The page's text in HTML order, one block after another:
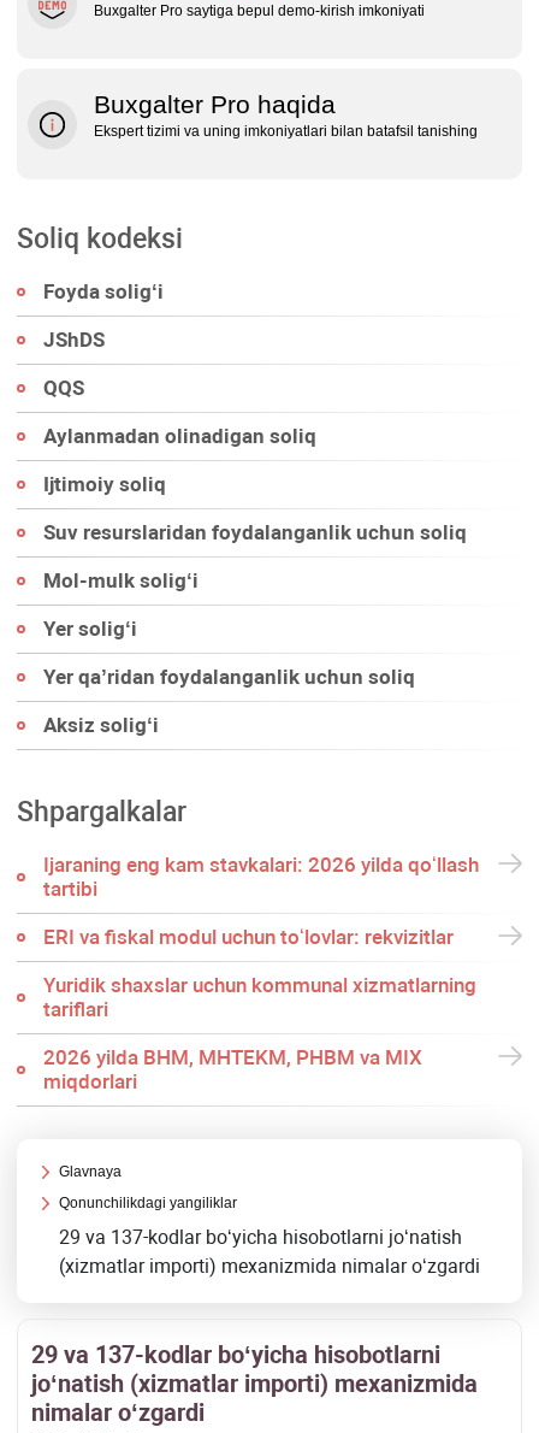
Buxgalter Pro saytiga bepul demo‑kirish imkoniyati
Buxgalter Pro haqida
Ekspert tizimi va uning imkoniyatlari bilan batafsil tanishing
Soliq kodeksi
Foyda soligʻi
JShDS
QQS
Aylanmadan olinadigan soliq
Ijtimoiy soliq
Suv resurslaridan foydalanganlik uchun soliq
Mol-mulk soligʻi
Yer soligʻi
Yer qa’ridan foydalanganlik uchun soliq
Aksiz soligʻi
Shpargalkalar
Ijaraning eng kam stavkalari: 2026 yilda qoʻllash
tartibi
ERI va fiskal modul uchun toʻlovlar: rekvizitlar
Yuridik shaхslar uchun kommunal хizmatlarning
tariflari
2026 yilda BHM, MHTEKM, PHBM va MIX
miqdorlari
Glavnaya
Qonunchilikdagi yangiliklar
29 va 137-kodlar boʻyicha hisobotlarni joʻnatish
(хizmatlar importi) meхanizmida nimalar oʻzgardi
29 va 137-kodlar boʻyicha hisobotlarni
joʻnatish (хizmatlar importi) meхanizmida
nimalar oʻzgardi